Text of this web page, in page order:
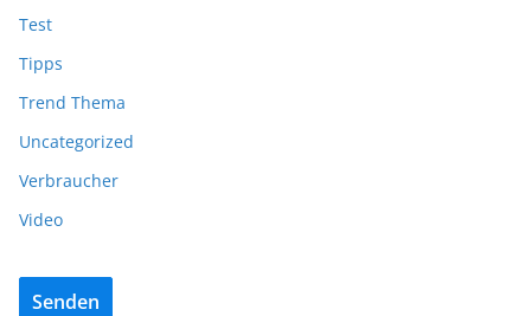
Test
Tipps
Trend Thema
Uncategorized
Verbraucher
Video
Senden